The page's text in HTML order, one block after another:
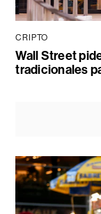
CRIPTO
Wall Street
tradicionales